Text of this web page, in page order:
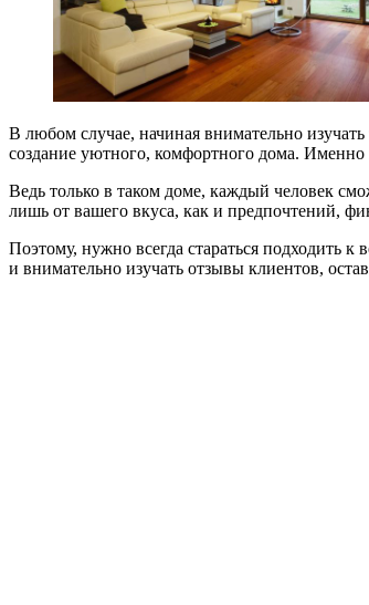
В любом случае, начиная внимательно
создание уютного, комфортного дома.
Ведь только в таком доме, каждый человек
лишь от вашего вкуса, как и предпочтений,
Поэтому, нужно всегда стараться подходить
и внимательно изучать отзывы клиентов,